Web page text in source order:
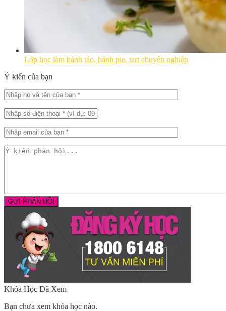
Lớp học làm bánh táo, bánh pie, tart chuyên nghiệp
Ý kiến của bạn
Khóa Học Đã Xem
Bạn chưa xem khóa học nào.